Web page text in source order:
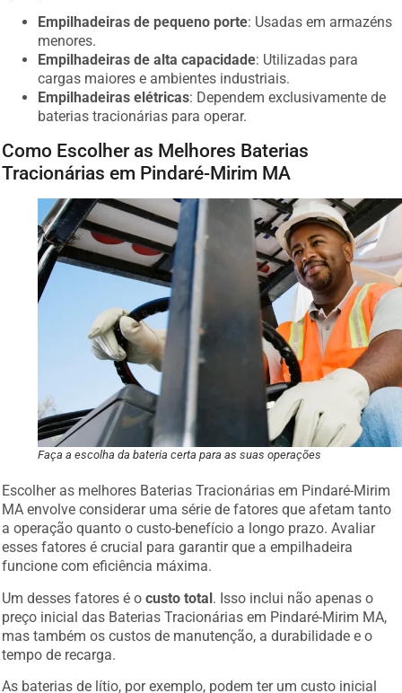
Empilhadeiras de pequeno porte: Usadas em armazéns
menores.
Empilhadeiras de alta capacidade: Utilizadas para
cargas maiores e ambientes industriais.
Empilhadeiras elétricas: Dependem exclusivamente de
baterias tracionárias para operar.
Como Escolher as Melhores Baterias
Tracionárias em Pindaré-Mirim MA
Faça a escolha da bateria certa para as suas operações
Escolher as melhores Baterias Tracionárias em Pindaré-Mirim
MA envolve considerar uma série de fatores que afetam tanto
a operação quanto o custo-benefício a longo prazo. Avaliar
esses fatores é crucial para garantir que a empilhadeira
funcione com eficiência máxima.
Um desses fatores é ocusto total. Isso inclui não apenas o
preço inicial das Baterias Tracionárias em Pindaré-Mirim MA,
mas também os custos de manutenção, a durabilidade e o
tempo de recarga.
As baterias de lítio, por exemplo, podem ter um custo inicial